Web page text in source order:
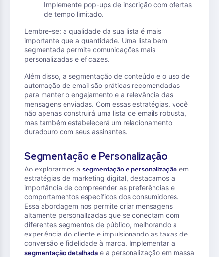
Implemente pop-ups de inscrição com ofertas
de tempo limitado.
Lembre-se: a qualidade da sua lista é mais
importante que a quantidade. Uma lista bem
segmentada permite comunicações mais
personalizadas e eficazes.
Além disso, a segmentação de conteúdo e o uso de
automação de email são práticas recomendadas
para manter o engajamento e a relevância das
mensagens enviadas. Com essas estratégias, você
não apenas construirá uma lista de emails robusta,
mas também estabelecerá um relacionamento
duradouro com seus assinantes.
Segmentação e Personalização
Ao explorarmos a segmentação e personalização em
estratégias de marketing digital, destacamos a
importância de compreender as preferências e
comportamentos específicos dos consumidores.
Essa abordagem nos permite criar mensagens
altamente personalizadas que se conectam com
diferentes segmentos de público, melhorando a
experiência do cliente e impulsionando as taxas de
conversão e fidelidade à marca. Implementar a
segmentação detalhada e a personalização em massa